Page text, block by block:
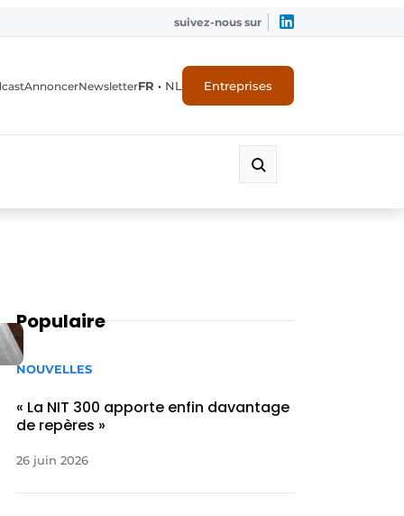
suivez-nous sur
AnnoncerNewsletterFR • NL Entreprises
Populaire
NOUVELLES
« La NIT 300 apporte enfin davantage
de repères »
26 juin 2026